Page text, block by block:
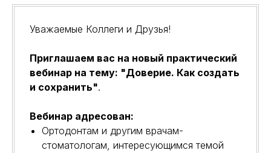
Уважаемые Коллеги и Друзья!
Приглашаем вас на новый практический
вебинар на тему: "Доверие. Как создать
и сохранить".
Вебинар адресован:
Ортодонтам и другим врачам-
стоматологам, интересующимся темой